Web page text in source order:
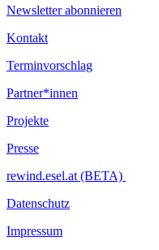
Newsletter abonnieren
Kontakt
Terminvorschlag
Partner*innen
Projekte
Presse
rewind.esel.at (BETA)
Datenschutz
Impressum